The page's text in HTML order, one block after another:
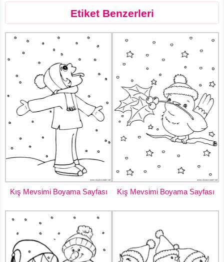
Etiket Benzerleri
Kış Mevsimi Boyama Sayfası Kış Mevsimi Boyama Sayfası